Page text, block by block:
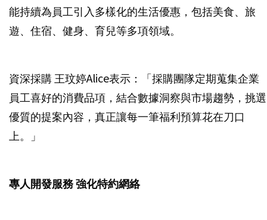
能持續為員工引入多樣化的生活優惠，包括美食、旅
遊、住宿、健身、育兒等多項領域。
資深採購 王玟婷Alice表示：「採購團隊定期蒐集企業
員工喜好的消費品項，結合數據洞察與市場趨勢，挑選
優質的提案內容，真正讓每一筆福利預算花在刀口
上。」
專人開發服務 強化特約網絡